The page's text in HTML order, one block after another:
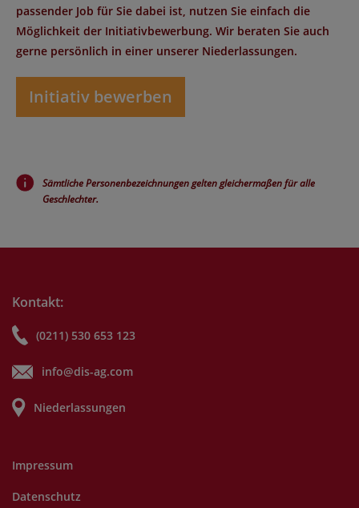
passender Job für Sie dabei ist, nutzen Sie einfach die
Möglichkeit der Initiativbewerbung. Wir beraten Sie auch
gerne persönlich in einer unserer Niederlassungen.
Initiativ bewerben
Sämtliche Personenbezeichnungen gelten gleichermaßen für alle
Geschlechter.
Kontakt:
(0211) 530 653 123
info@dis-ag.com
Niederlassungen
Impressum
Datenschutz